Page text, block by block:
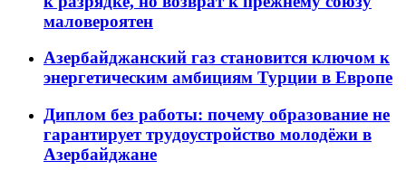
маловероятен
Азербайджанский газ становится ключом к
энергетическим амбициям Турции в Европе
Диплом без работы: почему образование не
гарантирует трудоустройство молодёжи в
Азербайджане